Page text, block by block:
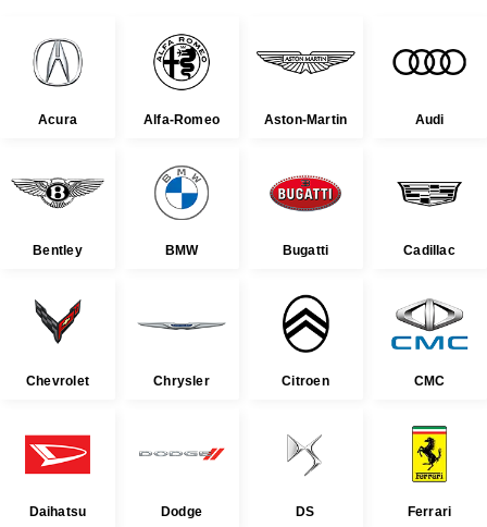
Acura Alfa-Romeo Aston-Martin Audi
Bentley BMW Bugatti Cadillac
Chevrolet Chrysler Citroen CMC
Daihatsu Dodge DS Ferrari